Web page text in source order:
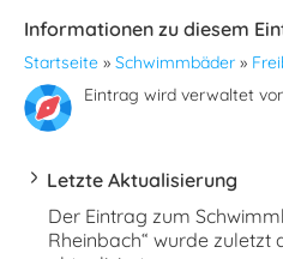
Informationen zu diesem
Startseite » Schwimmbäder »
Eintrag wird verwaltet
Letzte Aktualisierung
Der Eintrag zum
Rheinbach“ wurde zuletzt